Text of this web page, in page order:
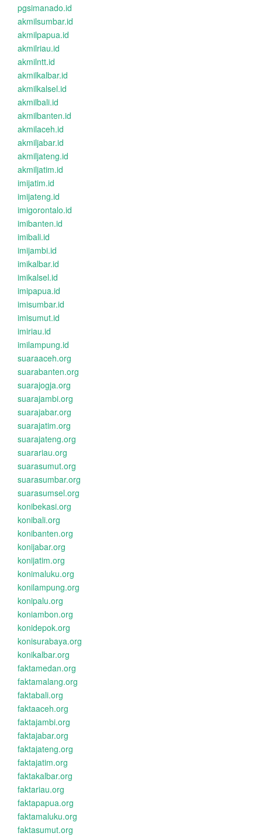
pgsimanado.id
akmilsumbar.id
akmilpapua.id
akmilriau.id
akmilntt.id
akmilkalbar.id
akmilkalsel.id
akmilbali.id
akmilbanten.id
akmilaceh.id
akmiljabar.id
akmiljateng.id
akmiljatim.id
imijatim.id
imijateng.id
imigorontalo.id
imibanten.id
imibali.id
imijambi.id
imikalbar.id
imikalsel.id
imipapua.id
imisumbar.id
imisumut.id
imiriau.id
imilampung.id
suaraaceh.org
suarabanten.org
suarajogja.org
suarajambi.org
suarajabar.org
suarajatim.org
suarajateng.org
suarariau.org
suarasumut.org
suarasumbar.org
suarasumsel.org
konibekasi.org
konibali.org
konibanten.org
konijabar.org
konijatim.org
konimaluku.org
konilampung.org
konipalu.org
koniambon.org
konidepok.org
konisurabaya.org
konikalbar.org
faktamedan.org
faktamalang.org
faktabali.org
faktaaceh.org
faktajambi.org
faktajabar.org
faktajateng.org
faktajatim.org
faktakalbar.org
faktariau.org
faktapapua.org
faktamaluku.org
faktasumut.org